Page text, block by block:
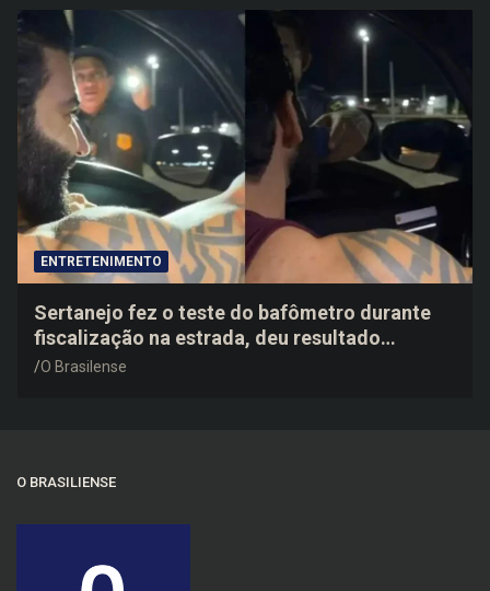
ENTRETENIMENTO
Sertanejo fez o teste do bafômetro durante
fiscalização na estrada, deu resultado
negativo e elogiou o trabalho dos agentes de
O Brasilense
O BRASILIENSE